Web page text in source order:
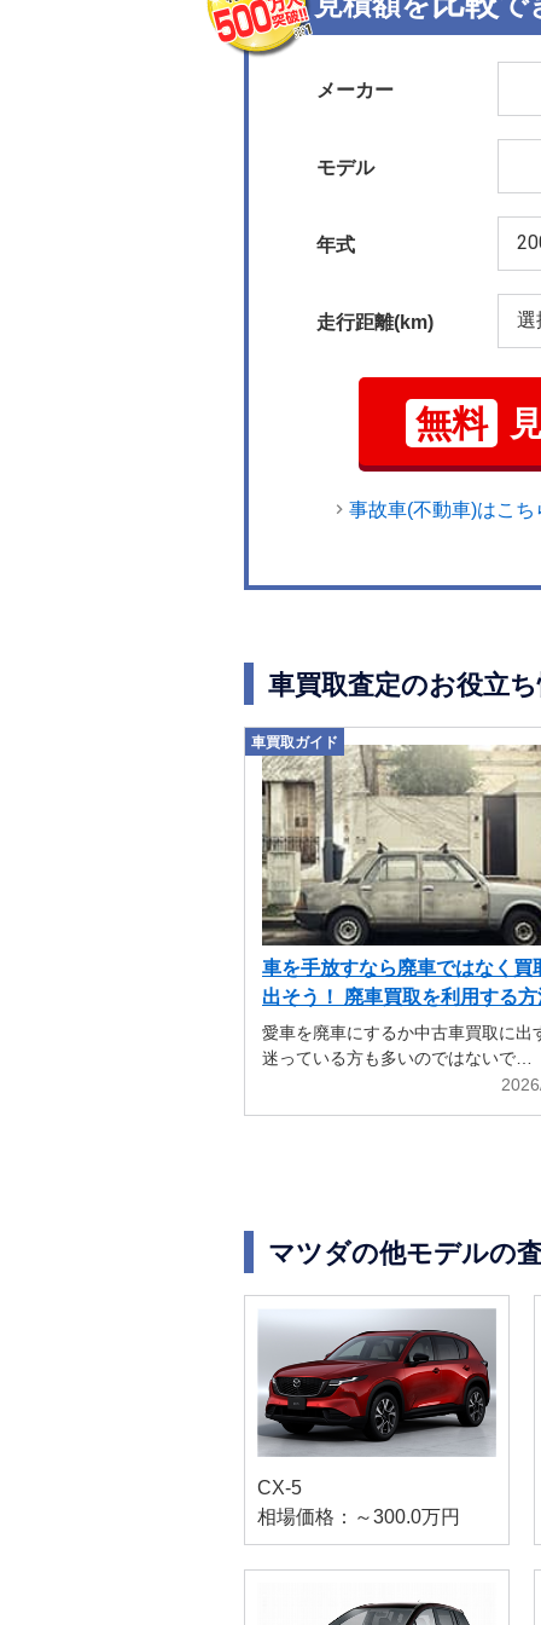
メーカー
モデル
年式
走行距離(km)
無料
事故車(不動車)はこち
車買取査定のお役立
車買取ガイド
車を手放すなら廃車ではなく買
出そう！ 廃車買取を利用する
解説
愛車を廃車にするか中古車買取に出
迷っている方も多いのではないで…
マツダの他モデルの
CX-5
相場価格：～300.0万円